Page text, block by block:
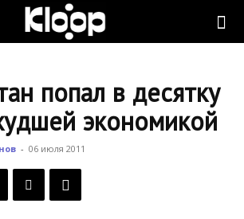
попал в десятку
экономикой
- 06 июля 2011